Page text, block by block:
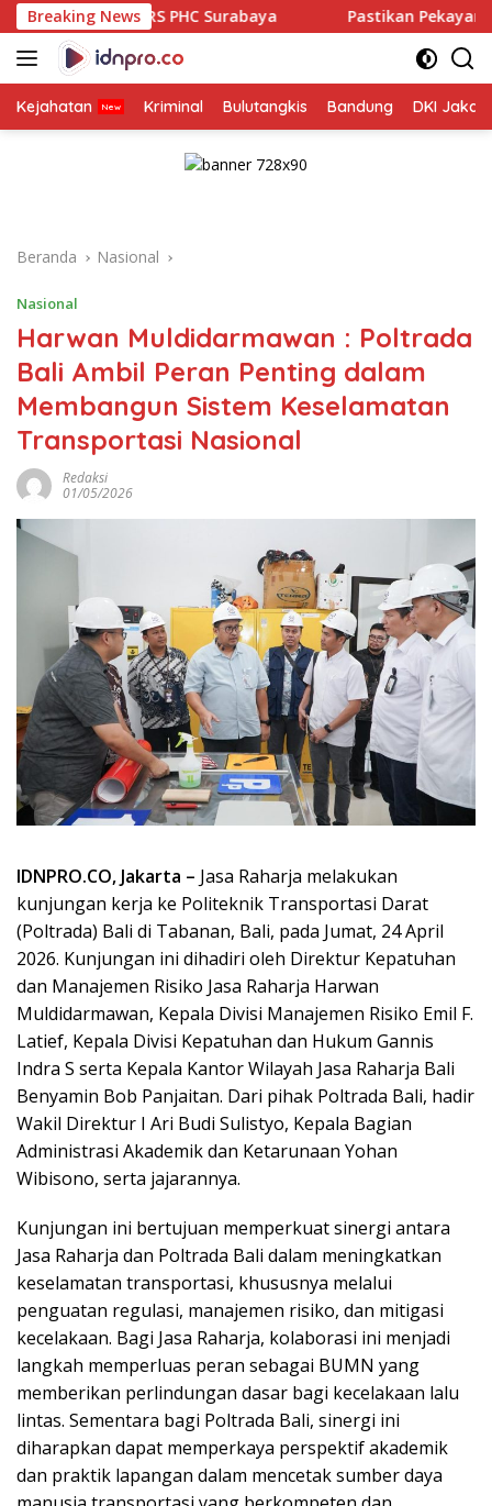
Langsung
ke
konten
Breaking News
Surabaya Pastikan Pekayanan Maksimal, Direksi
Kejahatan Kriminal Bulutangkis Bandung DKI
Beranda Nasional
Nasional
Harwan Muldidarmawan : Poltrada
Bali Ambil Peran Penting dalam
Membangun Sistem Keselamatan
Transportasi Nasional
Redaksi
01/05/2026
IDNPRO.CO, Jakarta – Jasa Raharja melakukan
kunjungan kerja ke Politeknik Transportasi Darat
(Poltrada) Bali di Tabanan, Bali, pada Jumat, 24 April
2026. Kunjungan ini dihadiri oleh Direktur Kepatuhan
dan Manajemen Risiko Jasa Raharja Harwan
Muldidarmawan, Kepala Divisi Manajemen Risiko Emil F.
Latief, Kepala Divisi Kepatuhan dan Hukum Gannis
Indra S serta Kepala Kantor Wilayah Jasa Raharja Bali
Benyamin Bob Panjaitan. Dari pihak Poltrada Bali, hadir
Wakil Direktur I Ari Budi Sulistyo, Kepala Bagian
Administrasi Akademik dan Ketarunaan Yohan
Wibisono, serta jajarannya.
Kunjungan ini bertujuan memperkuat sinergi antara
Jasa Raharja dan Poltrada Bali dalam meningkatkan
keselamatan transportasi, khususnya melalui
penguatan regulasi, manajemen risiko, dan mitigasi
kecelakaan. Bagi Jasa Raharja, kolaborasi ini menjadi
langkah memperluas peran sebagai BUMN yang
memberikan perlindungan dasar bagi kecelakaan lalu
lintas. Sementara bagi Poltrada Bali, sinergi ini
diharapkan dapat memperkaya perspektif akademik
dan praktik lapangan dalam mencetak sumber daya